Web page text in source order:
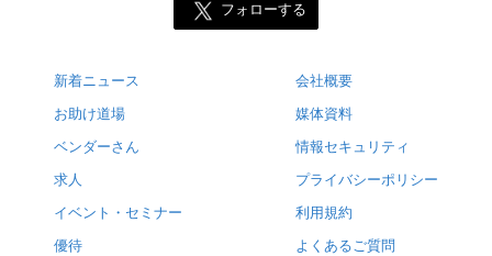
フォローする
新着ニュース
お助け道場
ベンダーさん
求人
イベント・セミナー
優待
会社概要
媒体資料
情報セキュリティ
プライバシーポリシー
利用規約
よくあるご質問